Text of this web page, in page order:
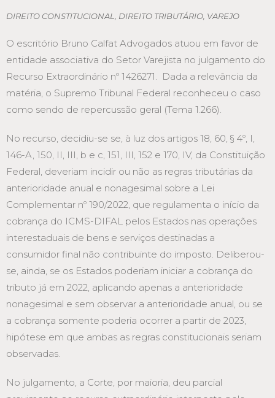
DIREITO CONSTITUCIONAL DIREITO TRIBUTÁRIO VAREJO
O escritório Bruno Calfat Advogados atuou em favor de
entidade associativa do Setor Varejista no julgamento do
Recurso Extraordinário nº 1426271. Dada a relevância da
matéria, o Supremo Tribunal Federal reconheceu o caso
como sendo de repercussão geral (Tema 1.266).
No recurso, decidiu-se se, à luz dos artigos 18, 60, § 4º, I,
146-A, 150, II, III, b e c, 151, III, 152 e 170, IV, da Constituição
Federal, deveriam incidir ou não as regras tributárias da
anterioridade anual e nonagesimal sobre a Lei
Complementar nº 190/2022, que regulamenta o início da
cobrança do ICMS-DIFAL pelos Estados nas operações
interestaduais de bens e serviços destinadas a
consumidor final não contribuinte do imposto. Deliberou-
se, ainda, se os Estados poderiam iniciar a cobrança do
tributo já em 2022, aplicando apenas a anterioridade
nonagesimal e sem observar a anterioridade anual, ou se
a cobrança somente poderia ocorrer a partir de 2023,
hipótese em que ambas as regras constitucionais seriam
observadas.
No julgamento, a Corte, por maioria, deu parcial